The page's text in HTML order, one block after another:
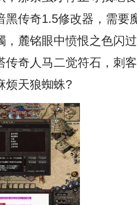
黑传奇1.5修改器，需要
，麓铭眼中愤恨之色闪
传奇人马二觉符石，刺
烦天狼蜘蛛?